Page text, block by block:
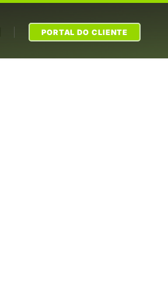
PORTAL DO CLIENTE